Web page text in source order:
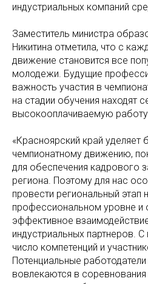
индустриальных компаний
Заместитель министра
Никитина отметила, что с
движение становится все
молодежи. Будущие
важность участия в
на стадии обучения находят
высокооплачиваемую
«Красноярский край
чемпионатному движению,
для обеспечения кадрового
региона. Поэтому для нас
провести региональный этап
профессиональном уровне и
эффективное
индустриальных партнеров.
число компетенций и
Потенциальные
вовлекаются в